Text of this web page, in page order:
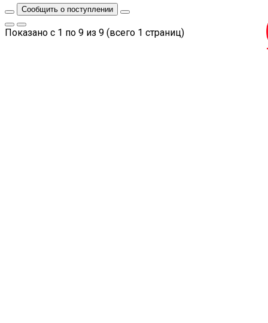
Сообщить о поступлении
Показано с 1 по 9 из 9 (всего 1 страниц)